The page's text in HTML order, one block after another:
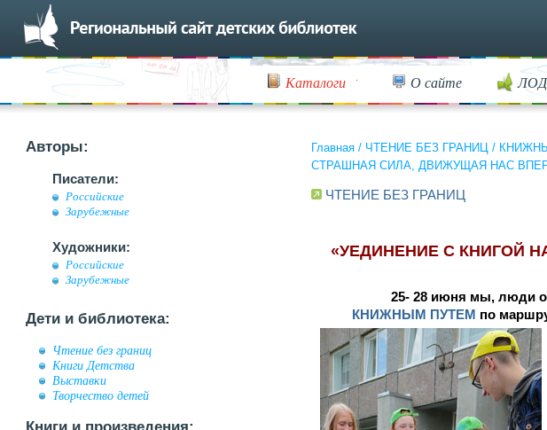
Каталоги О сайте
Авторы:
Писатели:
Российские
Зарубежные
Художники:
Российские
Зарубежные
Дети и библиотека:
Чтение без границ
Книги Детства
Выставки
Творчество детей
Главная / ЧТЕНИЕ БЕЗ ГРАНИЦ /
СТРАШНАЯ СИЛА, ДВИЖУЩАЯ НАС
ЧТЕНИЕ БЕЗ ГРАНИЦ
«УЕДИНЕНИЕ С КНИГОЙ
25- 28 июня мы, люди
КНИЖНЫМ ПУТЕМ по